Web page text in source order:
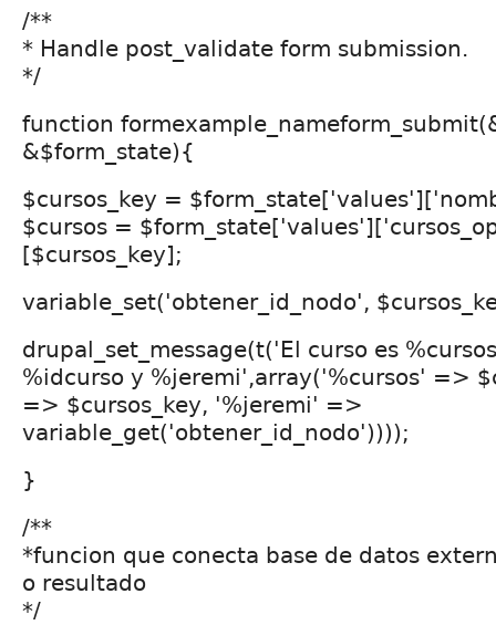
/**
* Handle post_validate form submission.
*/
function
&$form_state){
$cursos_key =
$cursos =
[$cursos_key];
variable_set('obtener_id_nodo',
drupal_set_message(t('El curso es
%idcurso y %jeremi',array('%cursos' =>
=> $cursos_key, '%jeremi' =>
variable_get('obtener_id_nodo'))));
}
/**
*funcion que conecta base de datos
o resultado
*/